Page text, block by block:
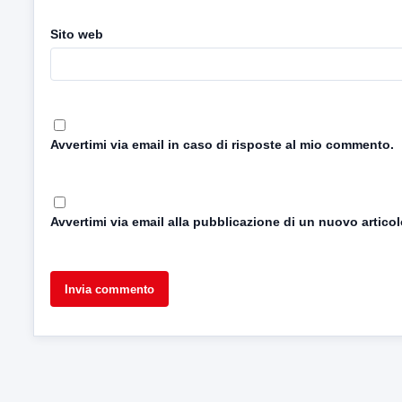
Sito web
Avvertimi via email in caso di risposte al mio commento.
Avvertimi via email alla pubblicazione di un nuovo